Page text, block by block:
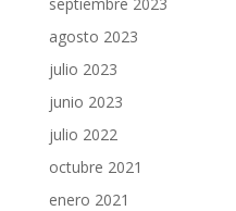
agosto 2023
julio 2023
junio 2023
julio 2022
octubre 2021
enero 2021